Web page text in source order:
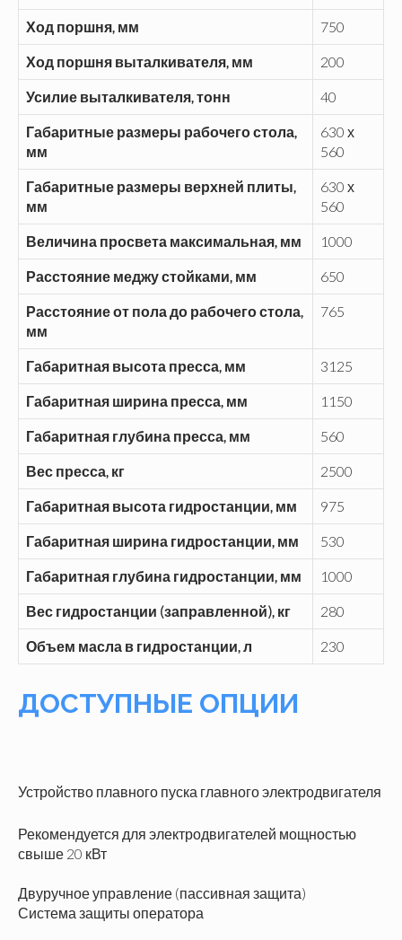
Ход поршня, мм 750
Ход поршня выталкивателя, мм 200
Усилие выталкивателя, тонн 40
Габаритные размеры рабочего стола,
мм
630 х
560
Габаритные размеры верхней плиты,
мм
630 х
560
Величина просвета максимальная, мм 1000
Расстояние меджу стойками, мм 650
Расстояние от пола до рабочего стола,
мм
765
Габаритная высота пресса, мм 3125
Габаритная ширина пресса, мм 1150
Габаритная глубина пресса, мм 560
Вес пресса, кг 2500
Габаритная высота гидростанции, мм 975
Габаритная ширина гидростанции, мм 530
Габаритная глубина гидростанции, мм 1000
Вес гидростанции (заправленной), кг 280
Объем масла в гидростанции, л 230
ДОСТУПНЫЕ ОПЦИИ
Устройство плавного пуска главного электродвигателя
Рекомендуется для электродвигателей мощностью
свыше 20 кВт
Двуручное управление (пассивная защита)
Система защиты оператора